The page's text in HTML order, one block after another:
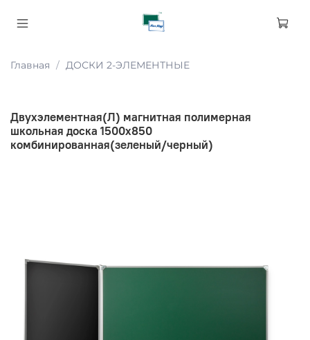
Главная ДОСКИ 2-ЭЛЕМЕНТНЫЕ
Двухэлементная(Л) магнитная полимерная
школьная доска 1500х850
комбинированная(зеленый/черный)